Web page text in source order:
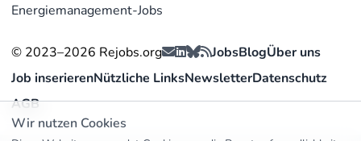
Energiemanagement-Jobs
© 2023–2026 Rejobs.org JobsBlogÜber uns
Job inserierenNützliche LinksNewsletterDatenschutz
AGB
Wir nutzen Cookies